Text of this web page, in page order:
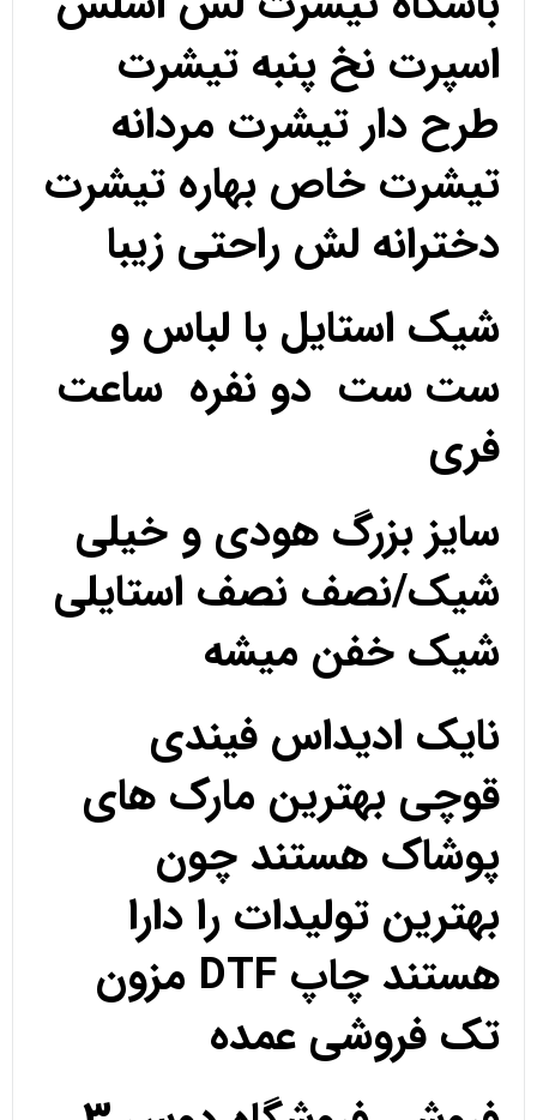
اسپرت نخ پنبه تیشرت
طرح دار تیشرت مردانه
تیشرت خاص بهاره تیشرت
دخترانه لش راحتی زیبا
شیک استایل با لباس و
ست ست دو نفره ساعت
فری
سایز بزرگ هودی و خیلی
شیک/نصف نصف استایلی
شیک خفن میشه
نایک ادیداس فیندی
قوچی بهترین مارک های
پوشاک هستند چون
بهترین تولیدات را دارا
هستند چاپ DTF مزون
تک فروشی عمده